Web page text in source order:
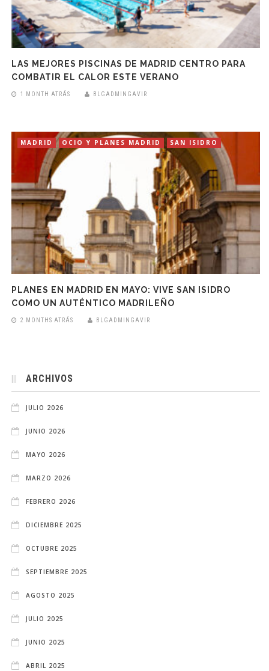
LAS MEJORES PISCINAS DE MADRID CENTRO PARA
COMBATIR EL CALOR ESTE VERANO
1 MONTH ATRÁS BLGADMINGAVIR
MADRID OCIO Y PLANES MADRID SAN ISIDRO
PLANES EN MADRID EN MAYO: VIVE SAN ISIDRO
COMO UN AUTÉNTICO MADRILEÑO
2 MONTHS ATRÁS BLGADMINGAVIR
ARCHIVOS
JULIO 2026
JUNIO 2026
MAYO 2026
MARZO 2026
FEBRERO 2026
DICIEMBRE 2025
OCTUBRE 2025
SEPTIEMBRE 2025
AGOSTO 2025
JULIO 2025
JUNIO 2025
ABRIL 2025